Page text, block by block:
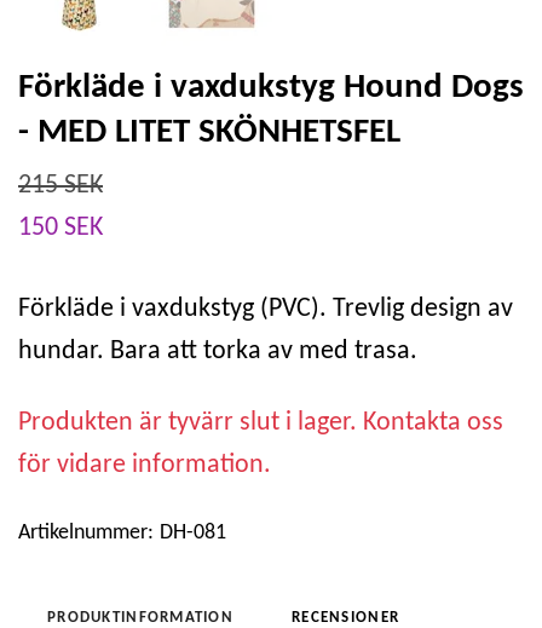
Förkläde i vaxdukstyg Hound Dogs
- MED LITET SKÖNHETSFEL
215 SEK
150 SEK
Förkläde i vaxdukstyg (PVC). Trevlig design av
hundar. Bara att torka av med trasa.
Produkten är tyvärr slut i lager. Kontakta oss
för vidare information.
Artikelnummer: DH-081
PRODUKTINFORMATION RECENSIONER